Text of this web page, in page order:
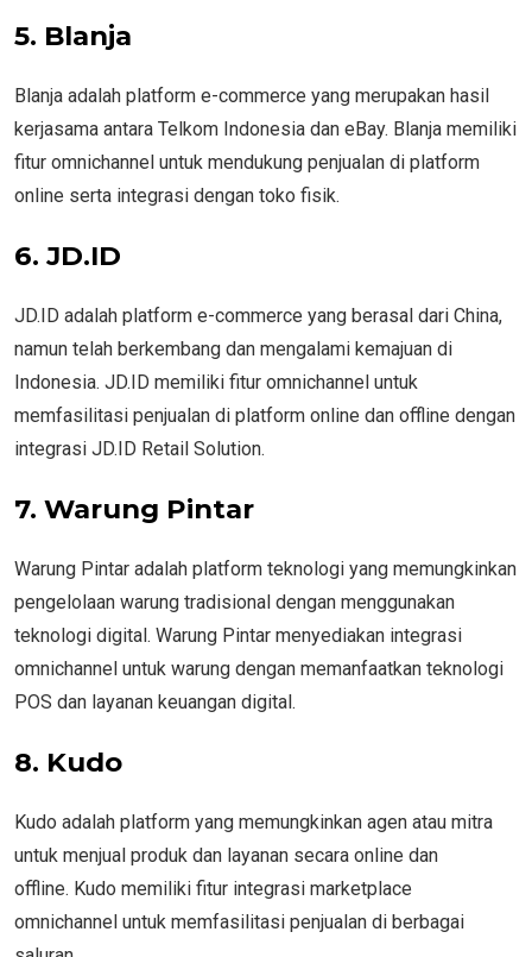
5. Blanja
Blanja adalah platform e-commerce yang merupakan hasil
kerjasama antara Telkom Indonesia dan eBay. Blanja memiliki
fitur omnichannel untuk mendukung penjualan di platform
online serta integrasi dengan toko fisik.
6. JD.ID
JD.ID adalah platform e-commerce yang berasal dari China,
namun telah berkembang dan mengalami kemajuan di
Indonesia. JD.ID memiliki fitur omnichannel untuk
memfasilitasi penjualan di platform online dan offline dengan
integrasi JD.ID Retail Solution.
7. Warung Pintar
Warung Pintar adalah platform teknologi yang memungkinkan
pengelolaan warung tradisional dengan menggunakan
teknologi digital. Warung Pintar menyediakan integrasi
omnichannel untuk warung dengan memanfaatkan teknologi
POS dan layanan keuangan digital.
8. Kudo
Kudo adalah platform yang memungkinkan agen atau mitra
untuk menjual produk dan layanan secara online dan
offline. Kudo memiliki fitur integrasi marketplace
omnichannel untuk memfasilitasi penjualan di berbagai